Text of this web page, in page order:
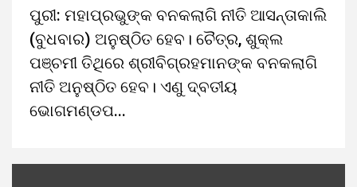
ପୁରୀ: ମହାପ୍ରଭୁଙ୍କ ବନକଲାଗି ନୀତି ଆସନ୍ତାକାଲି
(ବୁଧବାର) ଅନୁଷ୍ଠିତ ହେବ। ଚୈତ୍ର, ଶୁକ୍ଲ
ପଞ୍ଚମୀ ତିଥିରେ ଶ୍ରୀବିଗ୍ରହମାନଙ୍କ ବନକଲାଗି
ନୀତି ଅନୁଷ୍ଠିତ ହେବ। ଏଣୁ ଦ୍ବତୀୟ
ଭୋଗମଣ୍ଡପ...